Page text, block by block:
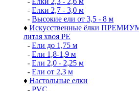
- Елки 2,7 - 3,0 м
- Высокие ели от 3,5 - 8 м
♦ Искусственные ёлки ПРЕМИУМ
литая хвоя РЕ
- Ели до 1,75 м
- Ели 1,8-1,9 м
- Ели 2,0 - 2,25 м
- Ели от 2,3 м
♦ Настольные елки
- PVC